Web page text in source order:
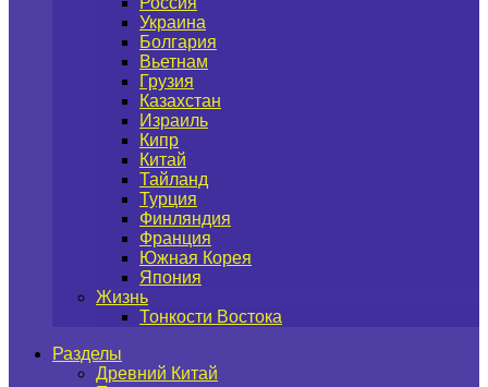
Украина
Болгария
Вьетнам
Грузия
Казахстан
Израиль
Кипр
Китай
Тайланд
Турция
Финляндия
Франция
Южная Корея
Япония
Жизнь
Тонкости Востока
Разделы
Древний Китай